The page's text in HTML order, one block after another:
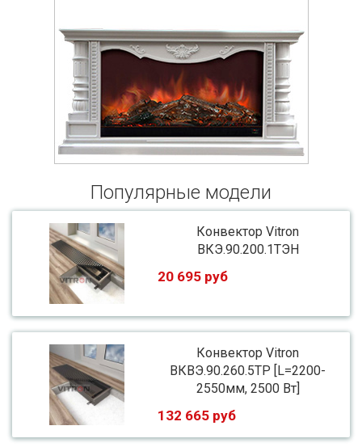
Популярные модели
Конвектор Vitron
ВКЭ.90.200.1ТЭН
20 695 руб
Конвектор Vitron
ВКВЭ.90.260.5ТР [L=2200-
2550мм, 2500 Вт]
132 665 руб